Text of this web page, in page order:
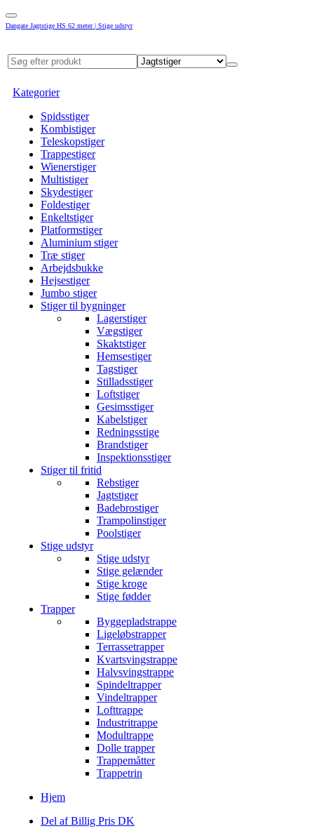
Dangate Jagtstige HS 62 meter | Stige udstyr
Kategorier
Spidsstiger
Kombistiger
Teleskopstiger
Trappestiger
Wienerstiger
Multistiger
Skydestiger
Foldestiger
Enkeltstiger
Platformstiger
Aluminium stiger
Træ stiger
Arbejdsbukke
Hejsestiger
Jumbo stiger
Stiger til bygninger
Lagerstiger
Vægstiger
Skaktstiger
Hemsestiger
Tagstiger
Stilladsstiger
Loftstiger
Gesimsstiger
Kabelstiger
Redningsstige
Brandstiger
Inspektionsstiger
Stiger til fritid
Rebstiger
Jagtstiger
Badebrostiger
Trampolinstiger
Poolstiger
Stige udstyr
Stige udstyr
Stige gelænder
Stige kroge
Stige fødder
Trapper
Byggepladstrappe
Ligeløbstrapper
Terrassetrapper
Kvartsvingstrappe
Halvsvingstrappe
Spindeltrapper
Vindeltrapper
Lofttrappe
Industritrappe
Modultrappe
Dolle trapper
Trappemåtter
Trappetrin
Hjem
Del af Billig Pris DK